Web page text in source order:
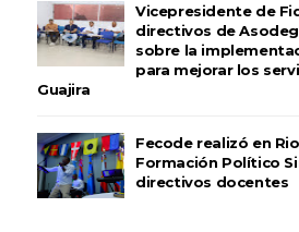
Vicepresidente de
directivos de
sobre la
para mejorar los
Guajira
Fecode realizó en
Formación Político
directivos docentes